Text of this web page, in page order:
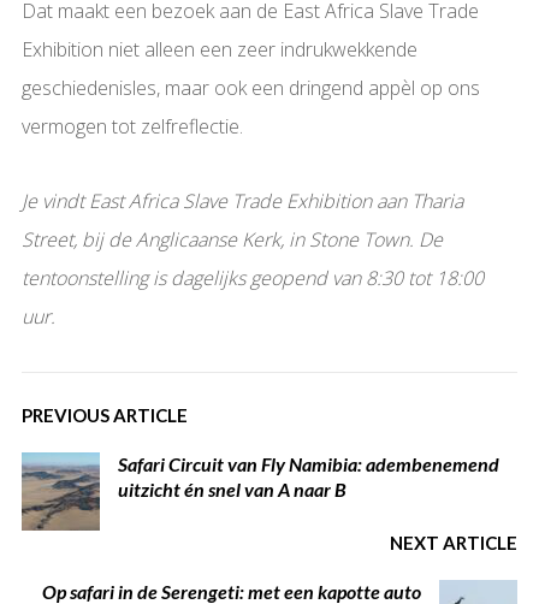
Dat maakt een bezoek aan de East Africa Slave Trade
Exhibition niet alleen een zeer indrukwekkende
geschiedenisles, maar ook een dringend appèl op ons
vermogen tot zelfreflectie.
Je vindt East Africa Slave Trade Exhibition aan Tharia
Street, bij de Anglicaanse Kerk, in Stone Town. De
tentoonstelling is dagelijks geopend van 8:30 tot 18:00
uur.
PREVIOUS ARTICLE
Safari Circuit van Fly Namibia: adembenemend
uitzicht én snel van A naar B
NEXT ARTICLE
Op safari in de Serengeti: met een kapotte auto